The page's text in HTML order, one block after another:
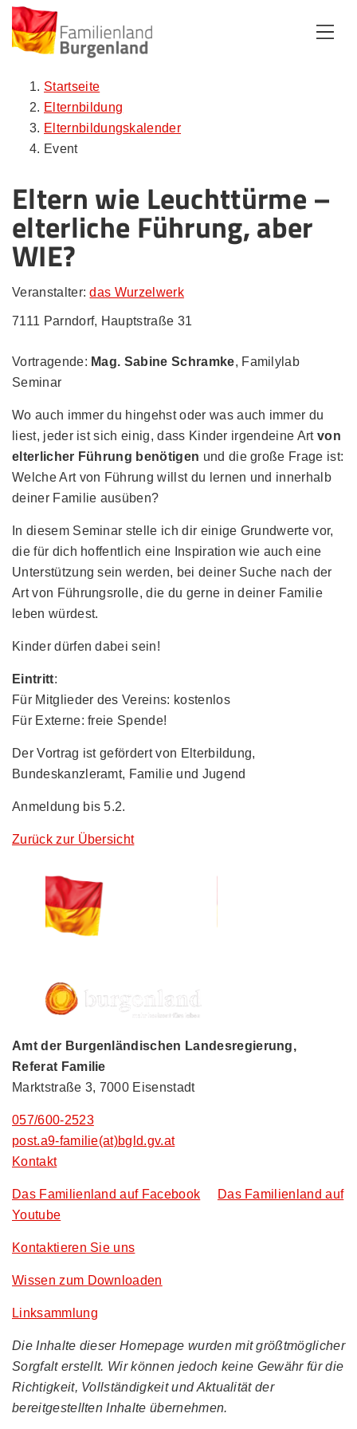
Startseite
Elternbildung
Elternbildungskalender
Event
Eltern wie Leuchttürme –
elterliche Führung, aber
WIE?
Veranstalter:das Wurzelwerk
7111 Parndorf, Hauptstraße 31
Vortragende: Mag. Sabine Schramke, Familylab
Seminar
Wo auch immer du hingehst oder was auch immer du
liest, jeder ist sich einig, dass Kinder irgendeine Art von
elterlicher Führung benötigen und die große Frage ist:
Welche Art von Führung willst du lernen und innerhalb
deiner Familie ausüben?
In diesem Seminar stelle ich dir einige Grundwerte vor,
die für dich hoffentlich eine Inspiration wie auch eine
Unterstützung sein werden, bei deiner Suche nach der
Art von Führungsrolle, die du gerne in deiner Familie
leben würdest.
Kinder dürfen dabei sein!
Eintritt:
Für Mitglieder des Vereins: kostenlos
Für Externe: freie Spende!
Der Vortrag ist gefördert von Elterbildung,
Bundeskanzleramt, Familie und Jugend
Anmeldung bis 5.2.
Zurück zur Übersicht
Amt der Burgenländischen Landesregierung,
Referat Familie
Marktstraße 3, 7000 Eisenstadt
057/600-2523
post.a9-familie(at)bgld.gv.at
Kontakt
Das Familienland auf Facebook
Das Familienland auf
Youtube
Kontaktieren Sie uns
Wissen zum Downloaden
Linksammlung
Die Inhalte dieser Homepage wurden mit größtmöglicher
Sorgfalt erstellt. Wir können jedoch keine Gewähr für die
Richtigkeit, Vollständigkeit und Aktualität der
bereitgestellten Inhalte übernehmen.